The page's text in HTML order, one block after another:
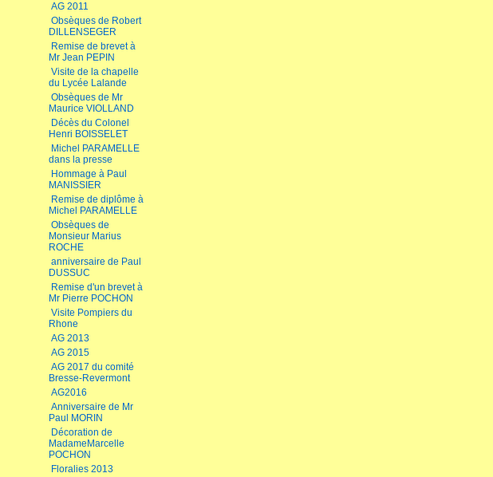
AG 2011
Obsèques de Robert
DILLENSEGER
Remise de brevet à
Mr Jean PEPIN
Visite de la chapelle
du Lycée Lalande
Obsèques de Mr
Maurice VIOLLAND
Décès du Colonel
Henri BOISSELET
Michel PARAMELLE
dans la presse
Hommage à Paul
MANISSIER
Remise de diplôme à
Michel PARAMELLE
Obsèques de
Monsieur Marius
ROCHE
anniversaire de Paul
DUSSUC
Remise d'un brevet à
Mr Pierre POCHON
Visite Pompiers du
Rhone
AG 2013
AG 2015
AG 2017 du comité
Bresse-Revermont
AG2016
Anniversaire de Mr
Paul MORIN
Décoration de
MadameMarcelle
POCHON
Floralies 2013